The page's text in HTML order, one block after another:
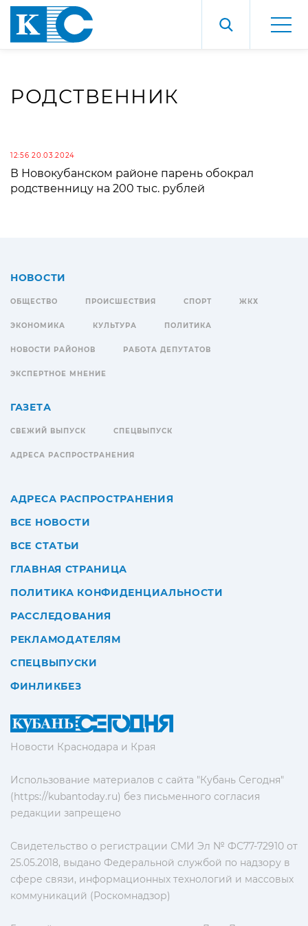
РОДСТВЕННИК
12:56 20.03.2024
В Новокубанском районе парень обокрал
родственницу на 200 тыс. рублей
Новости Краснодара и Края
Использование материалов с сайта "Кубань Сегодня"
(https://kubantoday.ru) без письменного согласия
редакции запрещено
Свидетельство о регистрации СМИ Эл № ФС77-72910 от
25.05.2018, выдано Федеральной службой по надзору в
сфере связи, информационных технологий и массовых
коммуникаций (Роскомнадзор)
НОВОСТИ
ОБЩЕСТВО ПРОИСШЕСТВИЯ СПОРТ ЖКХ
ЭКОНОМИКА КУЛЬТУРА ПОЛИТИКА
НОВОСТИ РАЙОНОВ РАБОТА ДЕПУТАТОВ
ЭКСПЕРТНОЕ МНЕНИЕ
ГАЗЕТА
СВЕЖИЙ ВЫПУСК СПЕЦВЫПУСК
АДРЕСА РАСПРОСТРАНЕНИЯ
АДРЕСА РАСПРОСТРАНЕНИЯ
ВСЕ НОВОСТИ
ВСЕ СТАТЬИ
ГЛАВНАЯ СТРАНИЦА
ПОЛИТИКА КОНФИДЕНЦИАЛЬНОСТИ
РАССЛЕДОВАНИЯ
РЕКЛАМОДАТЕЛЯМ
СПЕЦВЫПУСКИ
ФИНЛИКБЕЗ